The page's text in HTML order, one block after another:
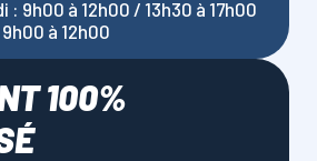
: 9h00 à 12h00 / 13h30 à 17h00
à 12h00
100%